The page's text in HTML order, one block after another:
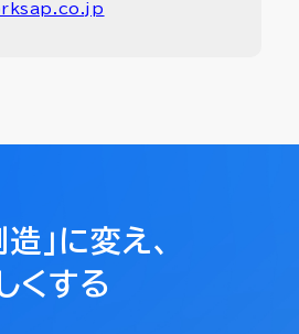
造」に変え、
くする